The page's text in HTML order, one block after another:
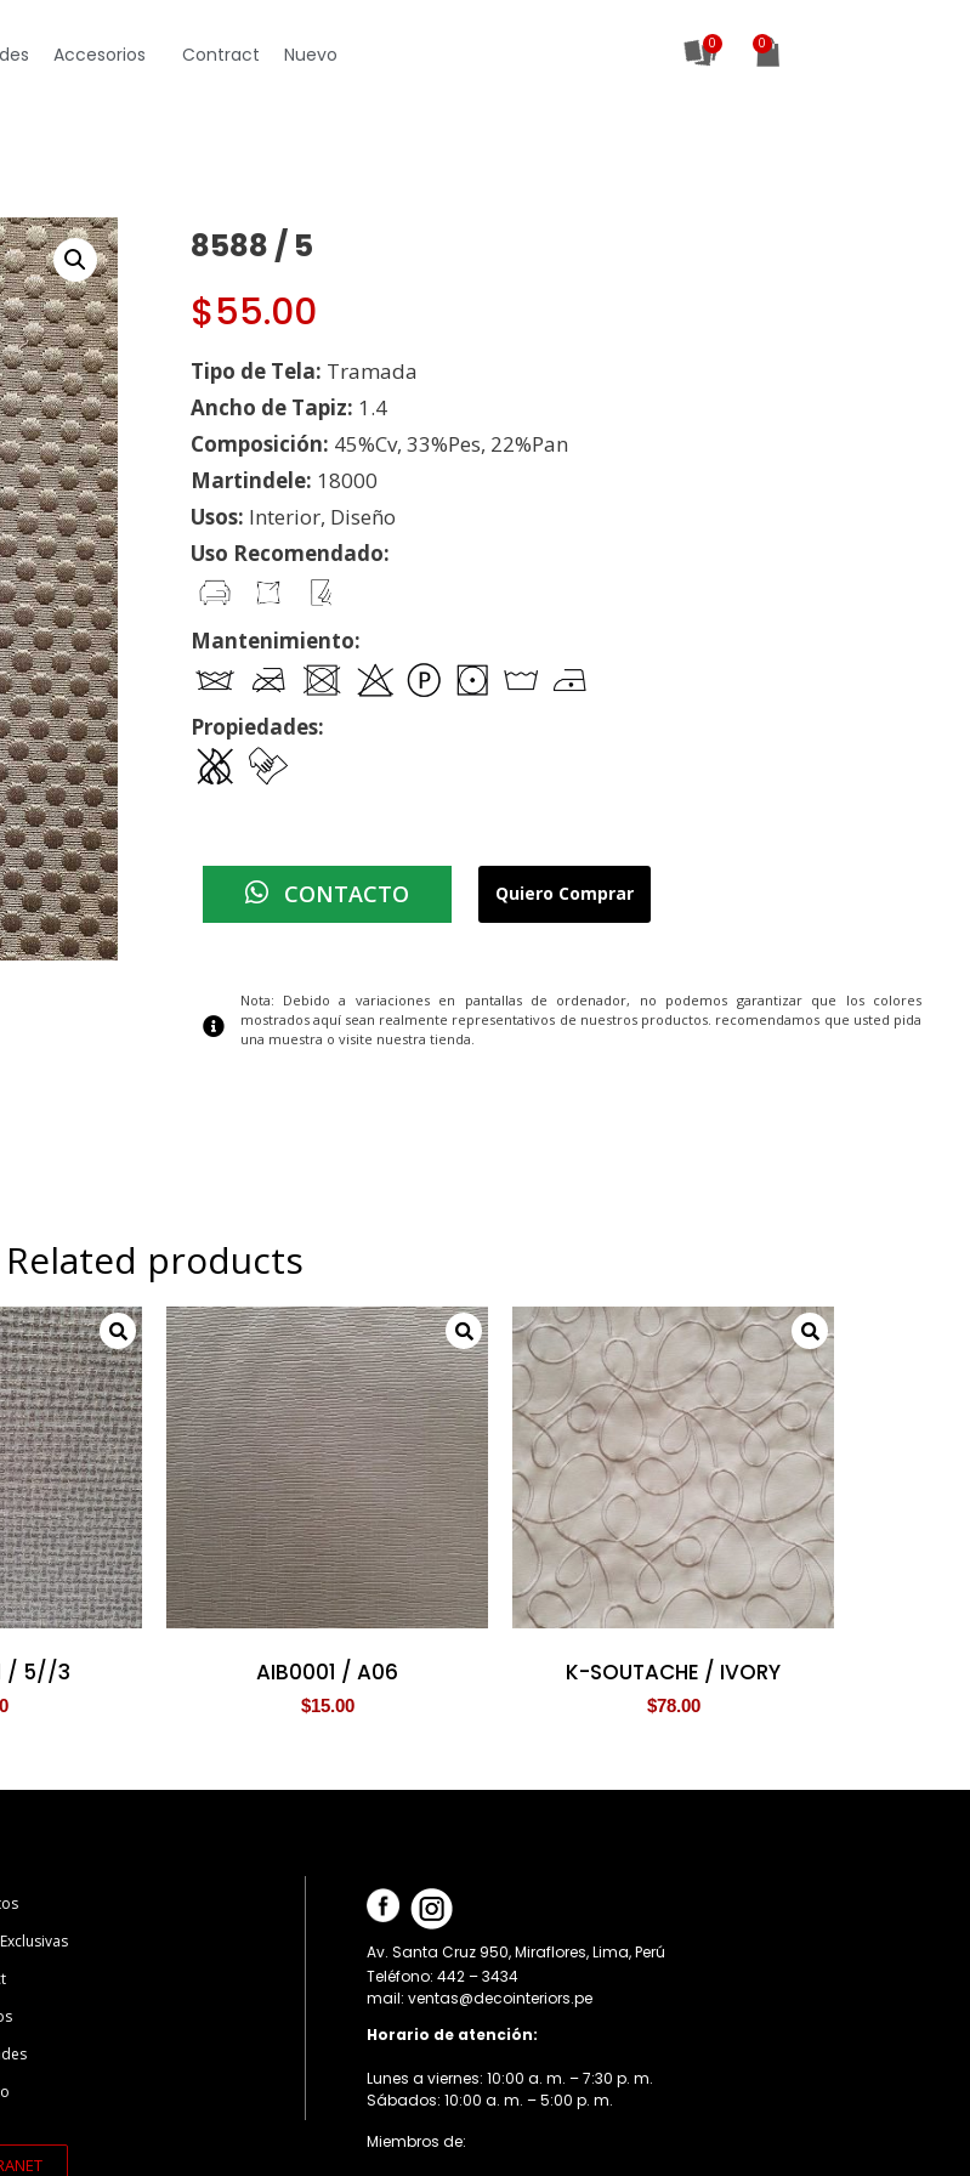
Accesorios Contract Nuevo 0
8588 / 5
$55.00
Tipo de Tela: Tramada
Ancho de Tapiz: 1.4
Composición: 45%Cv, 33%Pes, 22%Pan
Martindele: 18000
Usos: Interior, Diseño
Uso Recomendado:
Mantenimiento:
Propiedades:
CONTACTO Quiero Comprar
Nota: Debido a variaciones en pantallas de ordenador, no podemos garantizar que los colores
mostrados aquí sean realmente representativos de nuestros productos. recomendamos que usted pida
una muestra o visite nuestra tienda.
Related products
/ 5//3 AIB0001 / A06
$15.00
K-SOUTACHE / IVORY
$78.00
Av. Santa Cruz 950, Miraflores, Lima, Perú
Teléfono: 442 – 3434
mail: ventas@decointeriors.pe
Horario de atención:
Lunes a viernes: 10:00 a. m. – 7:30 p. m.
Sábados: 10:00 a. m. – 5:00 p. m.
Miembros de: